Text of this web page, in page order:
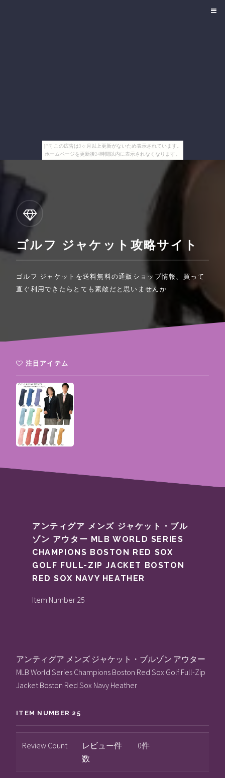
[PR] この広告は3ヶ月以上更新がないため表示されています。
ホームページを更新後24時間以内に表示されなくなります。
ゴルフ ジャケット攻略サイト
ゴルフ ジャケットを送料無料の通販ショップ情報、買って
直ぐ利用できたらとても素敵だと思いませんか
注目アイテム
アンティグア メンズ ジャケット・ブル
ゾン アウター MLB WORLD SERIES
CHAMPIONS BOSTON RED SOX
GOLF FULL-ZIP JACKET BOSTON
RED SOX NAVY HEATHER
Item Number 25
アンティグア メンズ ジャケット・ブルゾン アウター
MLB World Series Champions Boston Red Sox Golf Full-Zip
Jacket Boston Red Sox Navy Heather
ITEM NUMBER 25
Review Count
レビュー件
数
0件